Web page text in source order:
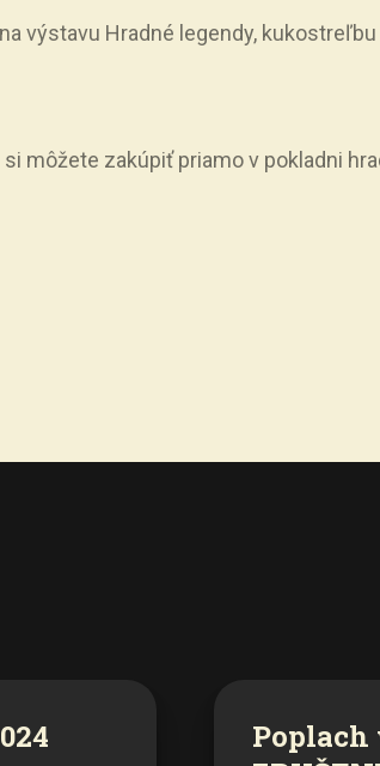
výstavu Hradné legendy,
môžete zakúpiť priamo v pokladni
Poplach